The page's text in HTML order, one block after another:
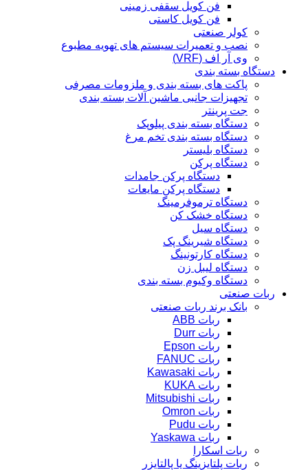
فن کویل سقفی زمینی
فن کویل کاستی
کولر صنعتی
نصب و تعمیرات سیستم های تهویه مطبوع
وی آر اف (VRF)
دستگاه بسته بندی
پاکت های بسته بندی و ملزومات مصرفی
تجهیزات جانبی ماشین آلات بسته بندی
جت پرینتر
دستگاه بسته بندی پیلوپک
دستگاه بسته بندی تخم مرغ
دستگاه بلیستر
دستگاه پرکن
دستگاه پرکن جامدات
دستگاه پرکن مایعات
دستگاه ترموفرمینگ
دستگاه خشک کن
دستگاه سیل
دستگاه شیرینگ پک
دستگاه کارتونینگ
دستگاه لیبل زن
دستگاه وکیوم بسته بندی
ربات صنعتی
بانک برند ربات صنعتی
ربات ABB
ربات Durr
ربات Epson
ربات FANUC
ربات Kawasaki
ربات KUKA
ربات Mitsubishi
ربات Omron
ربات Pudu
ربات Yaskawa
ربات اسکارا
ربات پلتایزینگ یا پالتایزر